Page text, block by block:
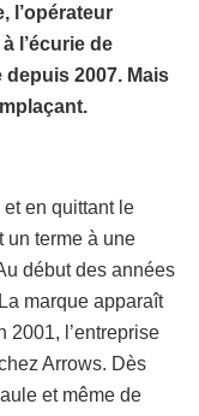
l’opérateur
l’écurie de
2007. Mais
en quittant le
un terme à une
début des années
marque apparaît
2001, l’entreprise
Arrows. Dès
et même de